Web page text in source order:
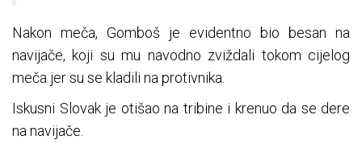
Nakon meča, Gomboš je evidentno bio besan na
navijače, koji su mu navodno zviždali tokom cijelog
meča jer su se kladili na protivnika.
Iskusni Slovak je otišao na tribine i krenuo da se dere
na navijače.